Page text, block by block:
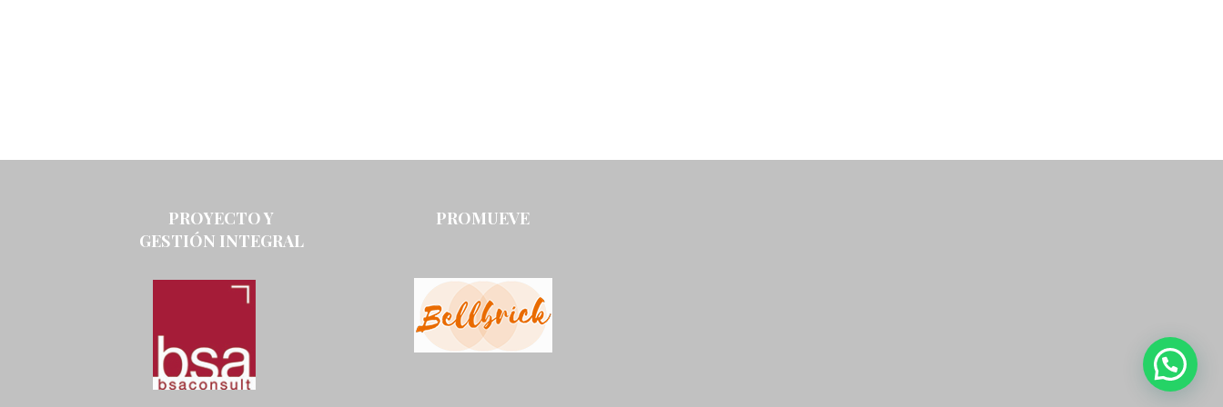
PROYECTO Y
GESTIÓN INTEGRAL
PROMUEVE